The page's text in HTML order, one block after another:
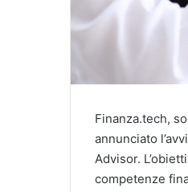
Finanza.tech,
annunciato
Advisor.
competenze